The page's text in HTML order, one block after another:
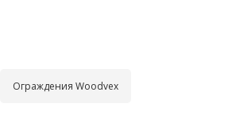
Ограждения Woodvex